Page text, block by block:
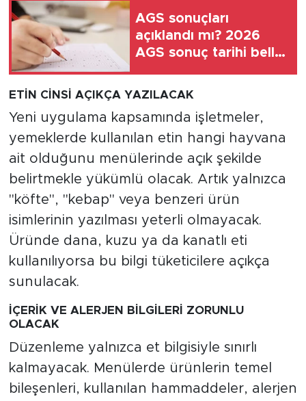
AGS sonuçları
açıklandı mı? 2026
AGS sonuç tarihi belli
ETİN CİNSİ AÇIKÇA YAZILACAK
Yeni uygulama kapsamında işletmeler,
yemeklerde kullanılan etin hangi hayvana
ait olduğunu menülerinde açık şekilde
belirtmekle yükümlü olacak. Artık yalnızca
"köfte", "kebap" veya benzeri ürün
isimlerinin yazılması yeterli olmayacak.
Üründe dana, kuzu ya da kanatlı eti
kullanılıyorsa bu bilgi tüketicilere açıkça
sunulacak.
İÇERİK VE ALERJEN BİLGİLERİ ZORUNLU
OLACAK
Düzenleme yalnızca et bilgisiyle sınırlı
kalmayacak. Menülerde ürünlerin temel
bileşenleri, kullanılan hammaddeler, alerjen